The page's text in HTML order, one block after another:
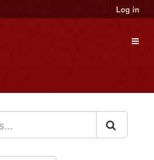
Log in